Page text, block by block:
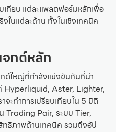
เทียบ แต่ละแพลตฟอร์มหลักเพื่อ
ในแต่ละด้าน ทั้งในเชิงเทคนิค
จกต์หลัก
กต์ใหญ่ที่กำลังแข่งขันกันที่น่า
Hyperliquid, Aster, Lighter,
ะทำการเปรียบเทียบใน 5 มิติ
Trading Pair, ระบบ Tier,
ทธิภาพด้านเทคนิค รวมถึงอัป